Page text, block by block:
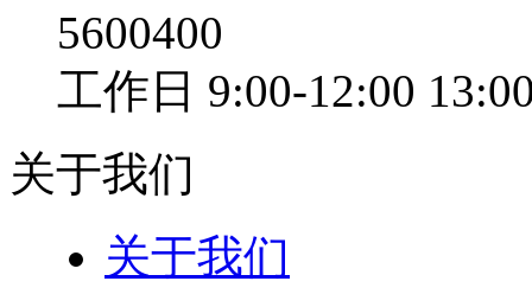
5600400
工作日 9:00-12:00
关于我们
关于我们